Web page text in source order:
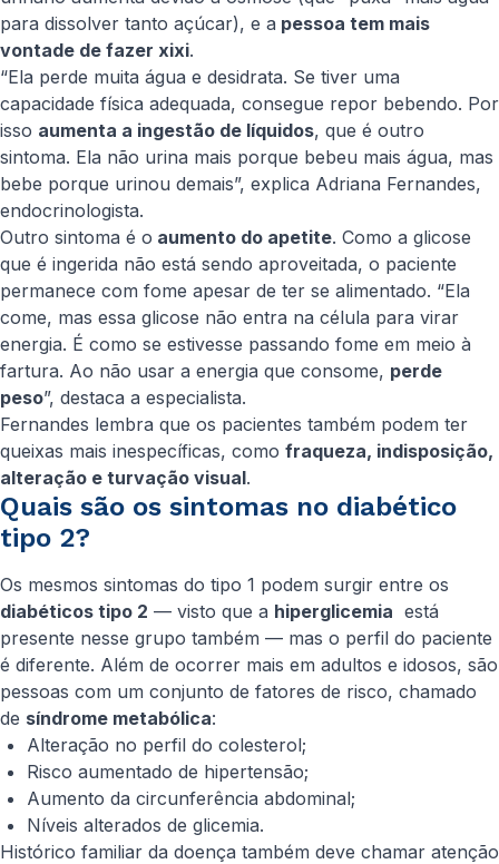
para dissolver tanto açúcar), e a pessoa tem mais
vontade de fazer xixi.
“Ela perde muita água e desidrata. Se tiver uma
capacidade física adequada, consegue repor bebendo. Por
isso aumenta a ingestão de líquidos, que é outro
sintoma. Ela não urina mais porque bebeu mais água, mas
bebe porque urinou demais”, explica Adriana Fernandes,
endocrinologista.
Outro sintoma é o aumento do apetite. Como a glicose
que é ingerida não está sendo aproveitada, o paciente
permanece com fome apesar de ter se alimentado. “Ela
come, mas essa glicose não entra na célula para virar
energia. É como se estivesse passando fome em meio à
fartura. Ao não usar a energia que consome, perde
peso”, destaca a especialista.
Fernandes lembra que os pacientes também podem ter
queixas mais inespecíficas, como fraqueza, indisposição,
alteração e turvação visual.
Quais são os sintomas no diabético
tipo 2?
Os mesmos sintomas do tipo 1 podem surgir entre os
diabéticos tipo 2 — visto que a hiperglicemia está
presente nesse grupo também — mas o perfil do paciente
é diferente. Além de ocorrer mais em adultos e idosos, são
pessoas com um conjunto de fatores de risco, chamado
de síndrome metabólica:
Alteração no perfil do colesterol;
Risco aumentado de hipertensão;
Aumento da circunferência abdominal;
Níveis alterados de glicemia.
Histórico familiar da doença também deve chamar atenção